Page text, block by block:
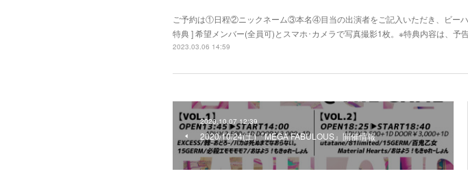
ご予約は①日程②ニックネーム③本名④目当の出演者をご記入いただき、ビー
特典 ] 希望メンバー(全員可)とスマホ･カメラで写真撮影1枚。※特典内容は、予
2023.03.06 14:59
2020.10.07 12:39
2020/10/24(土)『MEGA FABULOUS』開催情報